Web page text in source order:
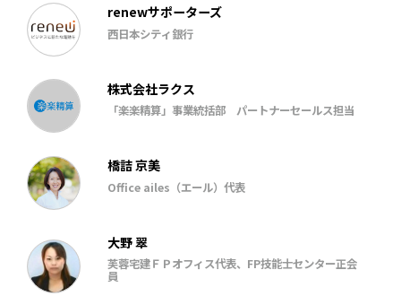
renewサポーターズ
西日本シティ銀行
株式会社ラクス
「楽楽精算」事業統括部 パートナーセールス担当
橋詰 京美
Office ailes（エール）代表
大野 翠
芙蓉宅建ＦＰオフィス代表、FP技能士センター正会
員